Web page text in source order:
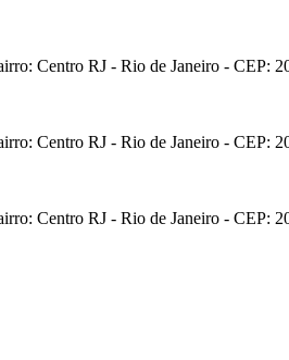
Centro RJ - Rio de Janeiro - CEP:
Centro RJ - Rio de Janeiro - CEP:
Centro RJ - Rio de Janeiro - CEP: